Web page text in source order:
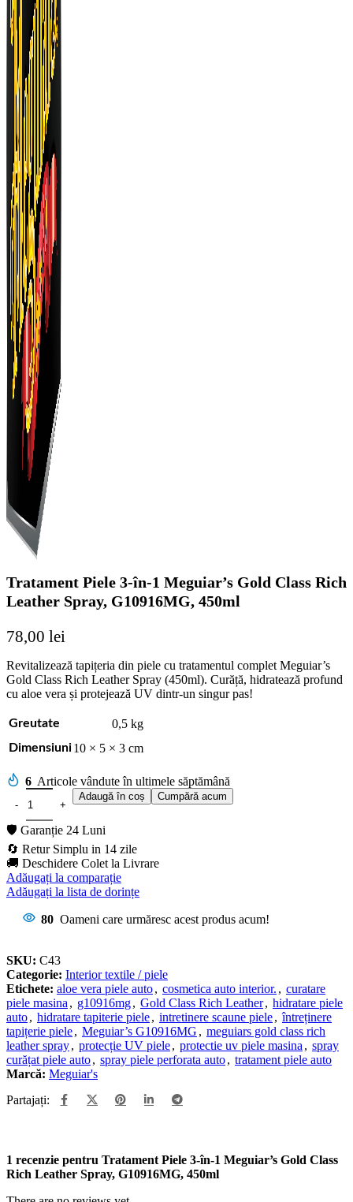
Tratament Piele 3-în-1 Meguiar’s Gold Class Rich
Leather Spray, G10916MG, 450ml
78,00 lei
Revitalizează tapițeria din piele cu tratamentul complet Meguiar’s
Gold Class Rich Leather Spray (450ml). Curăță, hidratează profund
cu aloe vera și protejează UV dintr-un singur pas!
Greutate 0,5 kg
Dimensiuni10 × 5 × 3 cm
6 Articole vândute în ultimele săptămână
Adaugă în coș Cumpără acum
🛡️ Garanție 24 Luni
🔄 Retur Simplu in 14 zile
🚚 Deschidere Colet la Livrare
Adăugați la comparație
Adăugați la lista de dorințe
80 Oameni care urmăresc acest produs acum!
SKU: C43
Categorie: Interior textile / piele
Etichete: aloe vera piele auto, cosmetica auto interior. , curatare
piele masina , g10916mg, Gold Class Rich Leather, hidratare piele
auto, hidratare tapiterie piele, intretinere scaune piele, întreținere
tapițerie piele, Meguiar’s G10916MG , meguiars gold class rich
leather spray, protecție UV piele, protectie uv piele masina , spray
curățat piele auto, spray piele perforata auto, tratament piele auto
Marcă: Meguiar's
Partajați:
1 recenzie pentru Tratament Piele 3-în-1 Meguiar’s Gold Class
Rich Leather Spray, G10916MG, 450ml